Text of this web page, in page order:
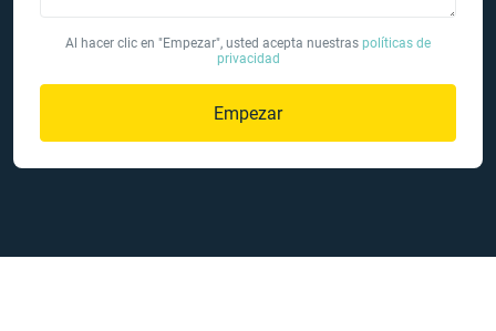
Al hacer clic en "Empezar", usted acepta nuestras políticas de
privacidad
Empezar